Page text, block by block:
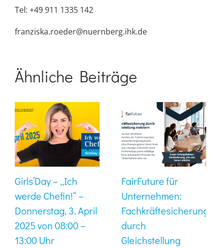
Tel: +49 911 1335 142
franziska.roeder@nuernberg.ihk.de
Ähnliche Beiträge
Girls’Day – „Ich
werde Chefin!“ –
Donnerstag, 3. April
2025 von 08:00 –
13:00 Uhr
FairFuture für
Unternehmen:
Fachkräftesicherung
durch
Gleichstellung